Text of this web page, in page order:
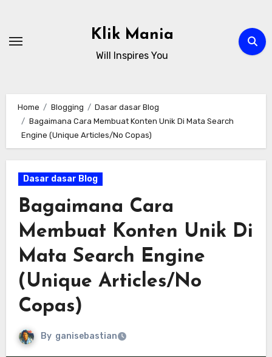
content
Klik Mania
Will Inspires You
Home Blogging
Dasar dasar Blog
Bagaimana Cara Membuat Konten Unik Di Mata Search
Engine (Unique Articles/No Copas)
Dasar dasar Blog
Bagaimana Cara
Membuat Konten Unik Di
Mata Search Engine
(Unique Articles/No
Copas)
By ganisebastian